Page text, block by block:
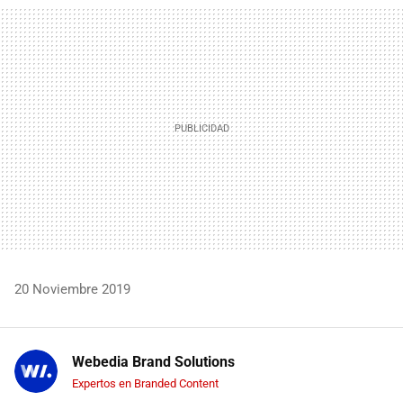
MAIL
20 Noviembre 2019
Webedia Brand Solutions
Expertos en Branded Content